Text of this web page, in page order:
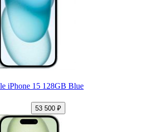
iPhone 15 128GB Blue
53 500 ₽